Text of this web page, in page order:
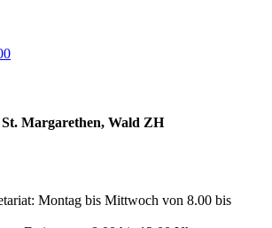
Margarethen, Wald ZH
Montag bis Mittwoch von 8.00 bis